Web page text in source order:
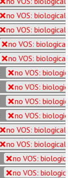
no VOS: biological
no VOS: biological
no VOS: biological
no VOS: biological
no VOS:
no VOS:
no VOS:
no VOS:
no VOS: biological
no VOS: biological
no VOS:
no VOS: